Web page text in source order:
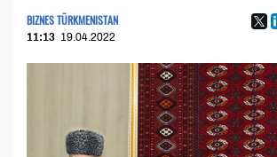
BIZNES TÜRKMENISTAN
11:13 19.04.2022